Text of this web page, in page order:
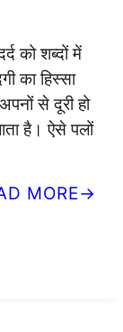
को शब्दों में
का हिस्सा
से दूरी हो
है। ऐसे पलों
MORE